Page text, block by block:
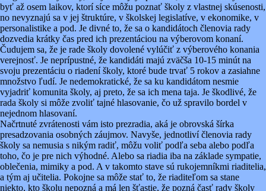
byť až osem laikov, ktorí síce môžu poznať školy z vlastnej skúsenosti,
no nevyznajú sa v jej štruktúre, v školskej legislatíve, v ekonomike, v
personalistike a pod. Je divné to, že sa o kandidátoch členovia rady
dozvedia krátky čas pred ich prezentáciou na výberovom konaní.
Čudujem sa, že je rade školy dovolené vylúčiť z výberového konania
verejnosť. Je neprípustné, že kandidáti majú zväčša 10-15 minút na
svoju prezentáciu o riadení školy, ktoré bude trvať 5 rokov a zasiahne
množstvo ľudí. Je nedemokratické, že sa ku kandidátom nesmie
vyjadriť komunita školy, aj preto, že sa ich mena taja. Je škodlivé, že
rada školy si môže zvoliť tajné hlasovanie, čo už spravilo bordel v
nejednom hlasovaní.
Načrtnuté zvrátenosti vám isto prezradia, aká je obrovská šírka
presadzovania osobných záujmov. Navyše, jednotliví členovia rady
školy sa nemusia s nikým radiť, môžu voliť podľa seba alebo podľa
toho, čo je pre nich výhodné. Alebo sa riadia iba na základe sympatie,
oblečenia, mimiky a pod. A v takomto stave sú rukojemníkmi riaditelia,
a tým aj učitelia. Pokojne sa môže stať to, že riaditeľom sa stane
niekto, kto školu nepozná a má len šťastie, že pozná časť rady školy